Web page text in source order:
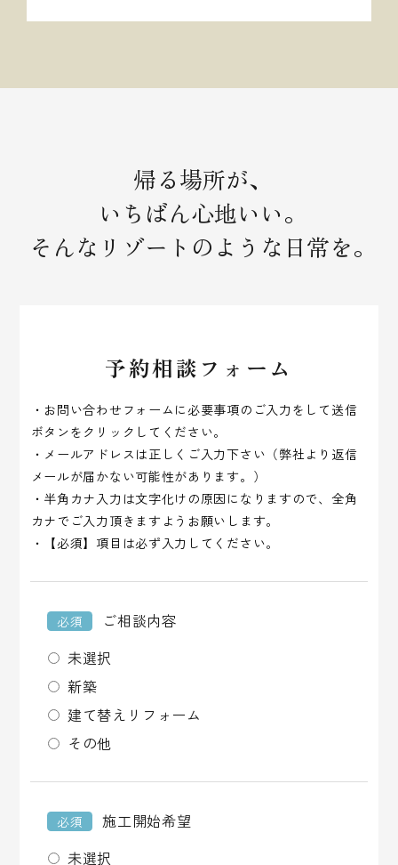
帰る場所が、
いちばん心地いい。
そんなリゾートのような日常を。
予約相談フォーム
・お問い合わせフォームに必要事項のご入力をして送信
ボタンをクリックしてください。
・メールアドレスは正しくご入力下さい（弊社より返信
メールが届かない可能性があります。）
・半角カナ入力は文字化けの原因になりますので、全角
カナでご入力頂きますようお願いします。
・【必須】項目は必ず入力してください。
必須
ご相談内容
未選択
新築
建て替えリフォーム
その他
必須
施工開始希望
未選択